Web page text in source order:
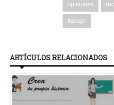
opiniones
trabajo
ARTÍCULOS RELACIONADOS